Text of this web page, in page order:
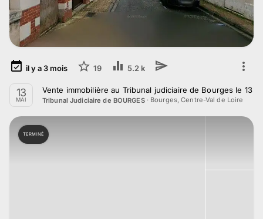
il y a3mois 19 5.2 k
13
MAI
Vente immobilière au Tribunal judiciaire de Bourges le 13
Tribunal Judiciaire de BOURGES· Bourges, Centre-Val de Loire
TERMINÉ